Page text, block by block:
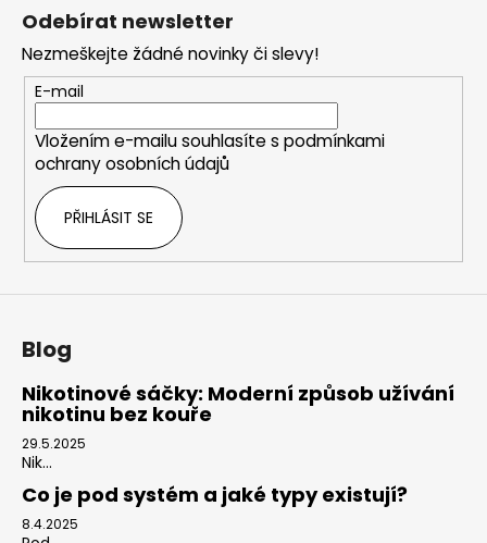
Odebírat newsletter
Nezmeškejte žádné novinky či slevy!
E-mail
Vložením e-mailu souhlasíte s podmínkami
ochrany osobních údajů
PŘIHLÁSIT SE
Blog
Nikotinové sáčky: Moderní způsob užívání
nikotinu bez kouře
29.5.2025
Nik...
Co je pod systém a jaké typy existují?
8.4.2025